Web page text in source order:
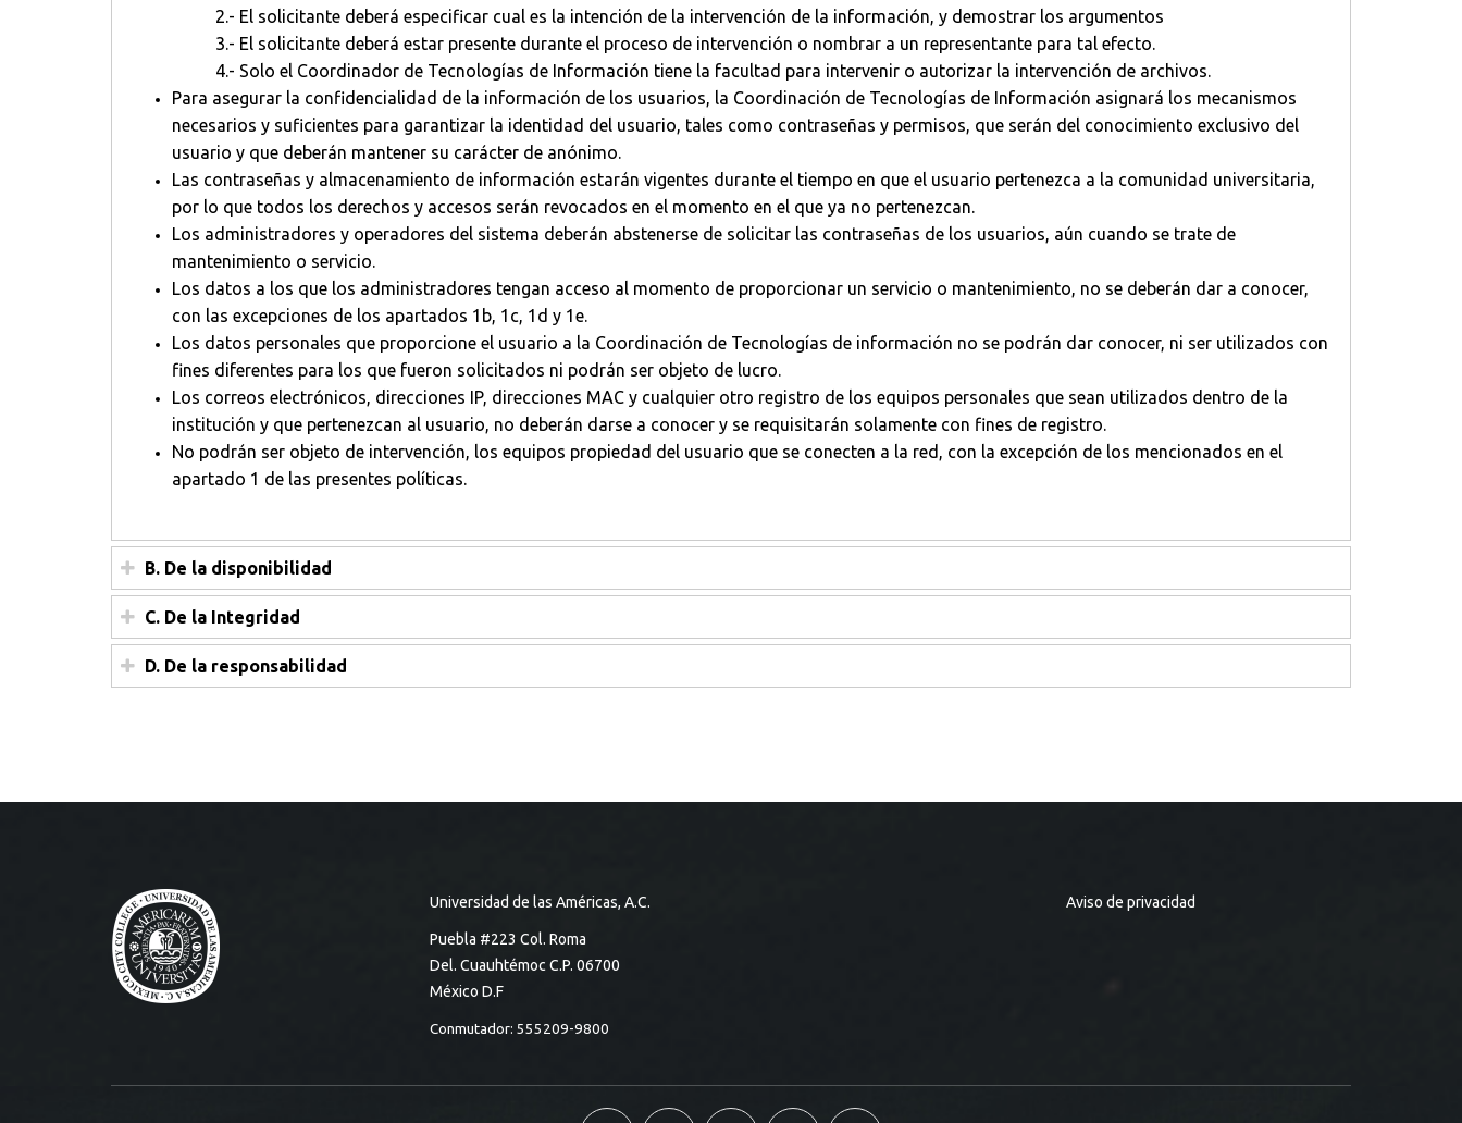
2.- El solicitante deberá especificar cual es la intención de la intervención de la información, y demostrar los argumentos
3.- El solicitante deberá estar presente durante el proceso de intervención o nombrar a un representante para tal efecto.
4.- Solo el Coordinador de Tecnologías de Información tiene la facultad para intervenir o autorizar la intervención de archivos.
Para asegurar la confidencialidad de la información de los usuarios, la Coordinación de Tecnologías de Información asignará los mecanismos
necesarios y suficientes para garantizar la identidad del usuario, tales como contraseñas y permisos, que serán del conocimiento exclusivo del
usuario y que deberán mantener su carácter de anónimo.
Las contraseñas y almacenamiento de información estarán vigentes durante el tiempo en que el usuario pertenezca a la comunidad universitaria,
por lo que todos los derechos y accesos serán revocados en el momento en el que ya no pertenezcan.
Los administradores y operadores del sistema deberán abstenerse de solicitar las contraseñas de los usuarios, aún cuando se trate de
mantenimiento o servicio.
Los datos a los que los administradores tengan acceso al momento de proporcionar un servicio o mantenimiento, no se deberán dar a conocer,
con las excepciones de los apartados 1b, 1c, 1d y 1e.
Los datos personales que proporcione el usuario a la Coordinación de Tecnologías de información no se podrán dar conocer, ni ser utilizados con
fines diferentes para los que fueron solicitados ni podrán ser objeto de lucro.
Los correos electrónicos, direcciones IP, direcciones MAC y cualquier otro registro de los equipos personales que sean utilizados dentro de la
institución y que pertenezcan al usuario, no deberán darse a conocer y se requisitarán solamente con fines de registro.
No podrán ser objeto de intervención, los equipos propiedad del usuario que se conecten a la red, con la excepción de los mencionados en el
apartado 1 de las presentes políticas.
B. De la disponibilidad
C. De la Integridad
D. De la responsabilidad
Universidad de las Américas, A.C.
Puebla #223 Col. Roma
Del. Cuauhtémoc C.P. 06700
México D.F
Conmutador: 555209-9800
Aviso de privacidad